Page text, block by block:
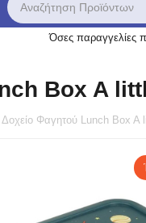
Όσες παραγγελίες
Box A
Έκπτωση 17%